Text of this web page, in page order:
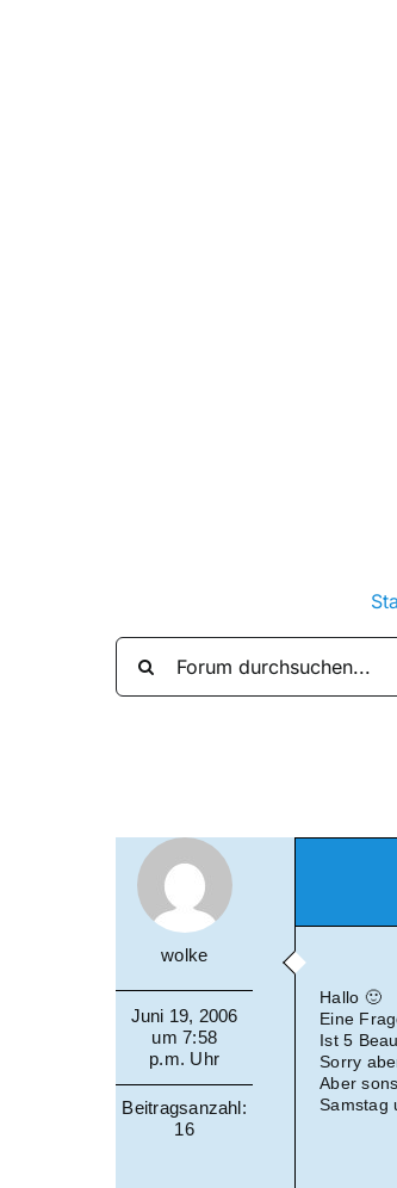
wolke
Juni 19, 2006
um 7:58
p.m. Uhr
Beitragsanzahl:
16
Hallo 🙂
Eine
Ist 5
Sorry
Aber
Samstag